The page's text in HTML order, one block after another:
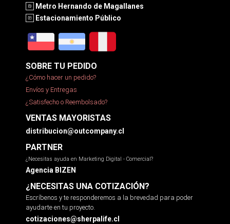
Metro Hernando de Magallanes
Estacionamiento Público
SOBRE TU PEDIDO
¿Cómo hacer un pedido?
Envíos y Entregas
¿Satisfecho o Reembolsado?
VENTAS MAYORISTAS
distribucion@outcompany.cl
PARTNER
¿Necesitas ayuda en Marketing Digital - Comercial?
Agencia BIZEN
¿NECESITAS UNA COTIZACIÓN?
Escríbenos y te responderemos a la brevedad para poder
ayudarte en tu proyecto.
cotizaciones@sherpalife.cl